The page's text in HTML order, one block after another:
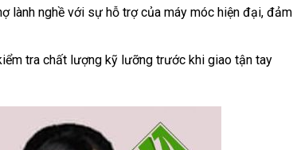
lành nghề với sự hỗ trợ của máy móc hiện đại, đảm
tra chất lượng kỹ lưỡng trước khi giao tận tay